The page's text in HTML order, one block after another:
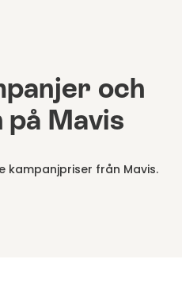
och
på Mavis
kampanjpriser från Mavis.